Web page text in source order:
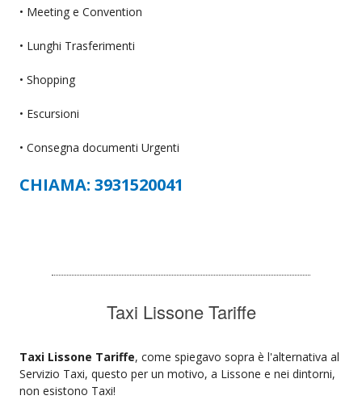
• Meeting e Convention
• Lunghi Trasferimenti
• Shopping
• Escursioni
• Consegna documenti Urgenti
CHIAMA: 3931520041
Taxi Lissone Tariffe
Taxi Lissone Tariffe, come spiegavo sopra è l'alternativa al
Servizio Taxi, questo per un motivo, a Lissone e nei dintorni,
non esistono Taxi!